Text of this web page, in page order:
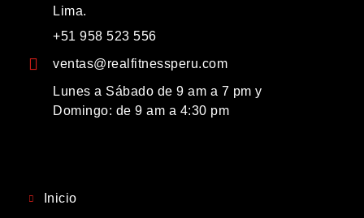
Lima.
+51 958 523 556
ventas@realfitnessperu.com
Lunes a Sábado de 9 am a 7 pm y
Domingo: de 9 am a 4:30 pm
Inicio